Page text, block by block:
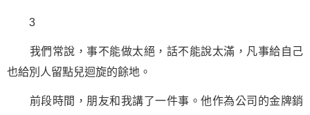
3
我們常說，事不能做太絕，話不能說太滿，凡事給自己
也給別人留點兒迴旋的餘地。
前段時間，朋友和我講了一件事。他作為公司的金牌銷